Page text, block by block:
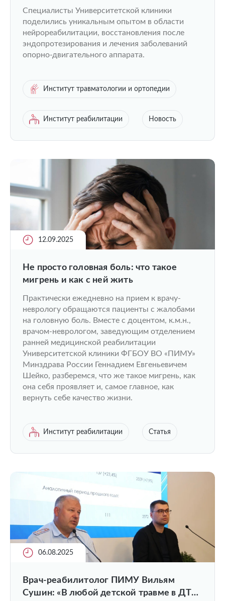
Чебоксарах
Специалисты Университетской клиники
поделились уникальным опытом в области
нейрореабилитации, восстановления после
эндопротезирования и лечения заболеваний
опорно-двигательного аппарата.
Институт травматологии и ортопедии
Институт реабилитации Новость
12.09.2025
Не просто головная боль: что такое
мигрень и как с ней жить
Практически ежедневно на прием к врачу-
неврологу обращаются пациенты с жалобами
на головную боль. Вместе с доцентом, к.м.н.,
врачом-неврологом, заведующим отделением
ранней медицинской реабилитации
Университетской клиники ФГБОУ ВО «ПИМУ»
Минздрава России Геннадием Евгеньевичем
Шейко, разберемся, что же такое мигрень, как
она себя проявляет и, самое главное, как
вернуть себе качество жизни.
Институт реабилитации Статья
06.08.2025
Врач-реабилитолог ПИМУ Вильям
Сушин: «В любой детской травме в ДТП